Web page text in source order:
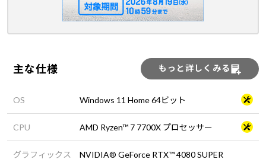
主な仕様 もっと詳しくみる
OS Windows 11 Home 64ビット
CPU AMD Ryzen™ 7 7700X プロセッサー
グラフィックス NVIDIA® GeForce RTX™ 4080 SUPER